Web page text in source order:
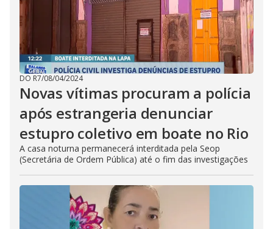
DO R7/08/04/2024
Novas vítimas procuram a polícia
após estrangeria denunciar
estupro coletivo em boate no Rio
A casa noturna permanecerá interditada pela Seop
(Secretária de Ordem Pública) até o fim das investigações